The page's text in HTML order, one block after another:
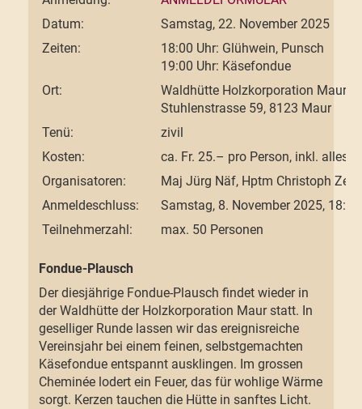
Datum:
Samstag, 22. November 2025
Zeiten:
18:00 Uhr: Glühwein, Punsch
19:00 Uhr: Käsefondue
Ort:
Waldhütte Holzkorporation Maur
Stuhlenstrasse 59, 8123 Maur
Tenü:
zivil
Kosten:
ca. Fr. 25.– pro Person, inkl. alles
Organisatoren:
Maj Jürg Näf, Hptm Christoph
Anmeldeschluss:
Samstag, 8. November 2025,
Teilnehmerzahl:
max. 50 Personen
Fondue-Plausch
Der diesjährige Fondue-Plausch findet wieder in
der Waldhütte der Holzkorporation Maur statt. In
geselliger Runde lassen wir das ereignisreiche
Vereinsjahr bei einem feinen, selbstgemachten
Käsefondue entspannt ausklingen. Im grossen
Cheminée lodert ein Feuer, das für wohlige Wärme
sorgt. Kerzen tauchen die Hütte in sanftes Licht.